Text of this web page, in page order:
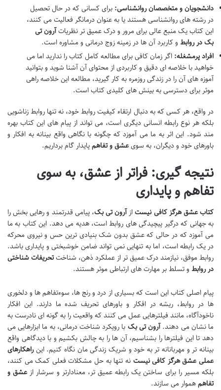
دانشجویان و متخصصان روانشناسی: برای کسانی که در حال تحصیل
در رشته های روانشناسی هستند یا به عنوان درمانگر فعالیت می کنند،
این کتاب یک منبع عالی برای مرور و درک عمیق تر نظریاتآرون تی
بک در روابط و کاربرد آن ها در زمینه زوج درمانی و مشاوره است.
افراد پرمشغله: اگر زمان کافی برای مطالعه کامل کتاب را ندارید اما می
خواهید با خلاصه ای دقیق و کاربردی از محتوای آن آشنا شوید و بتوانید
آموزه های آن را در زندگی روزمره به کار گیرید، مطالعه این خلاصه راهی
موثر برای دسترسی به بینش های کلیدی کتاب است.
در واقع، هر کسی که به دنبال ارتقاء کیفیت روابط خود، نه تنها روابط زناشویی
بلکه هر نوع رابطه انسانی دیگری است، می تواند از پیام های این کتاب بهره
مند شود. این اثر به ما می آموزد که چگونه با نگاهی واقع بینانه به افکار و
باورهای خود و دیگران، به سویعشق و تفاهمپایدار گام برداریم.
نتیجه گیری: فراتر از عشق، به سوی
تفاهم و پایداری
کتاب عشق هرگز کافی نیستازآرون تی بک، پیامی قدرتمند و رهایی بخش را
به جهانی که درگیر پیچیدگی های روابط است، هدیه می دهد. این کتاب به ما
می آموزد که در حالی که عشق بدون شک بنیادی ترین حس و نیروی محرکه
در یک رابطه است، اما به تنهایی نمی تواند ضامن خوشبختی و پایداری باشد.
روابط موفق، نیازمند درک عمیق تر از عملکرد ذهن، شناختتحریفات شناختی
در روابط و تسلط بر مهارت های ارتباطی موثر هستند.
پیام اصلی کتاب این است که بسیاری از درد و رنج ها، سوءتفاهم ها و دلخوری
ها در روابط، ریشه در افکار و باورهای تحریف شده ما دارند. این افکار
ناخودآگاه، مانند فیلترهایی عمل می کنند که واقعیت را به گونه ای نادرست به
ما نشان می دهند.آرون تی بک با رویکرد شناخت درمانی، به ما ابزارهایی می
دهد تا این فیلترها را بشناسیم، آن ها را به چالش بکشیم و با دیدگاهی واقع
بینانه تر و مهربانانه تر به خود و شریک زندگی مان نگاه کنیم. اینراهکارهای
عملی عشق هرگز کافی نیست نه تنها به حل مشکلات فعلی کمک می کنند،
بلکه مسیر را برای ساختن یک رابطه عمیق تر، معنادارتر و سرشار از عشق و
تفاهمهموار می سازند.